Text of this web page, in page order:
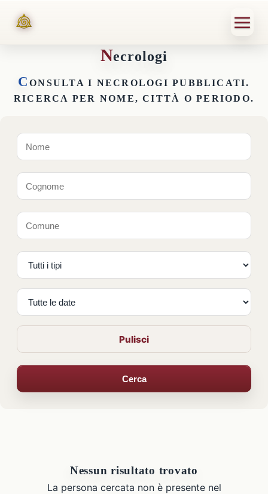
Necrologi
C ONSULTA I NECROLOGI PUBBLICATI.
RICERCA PER NOME, CITTÀ O PERIODO.
Pulisci
Cerca
Nessun risultato trovato
La persona cercata non è presente nel